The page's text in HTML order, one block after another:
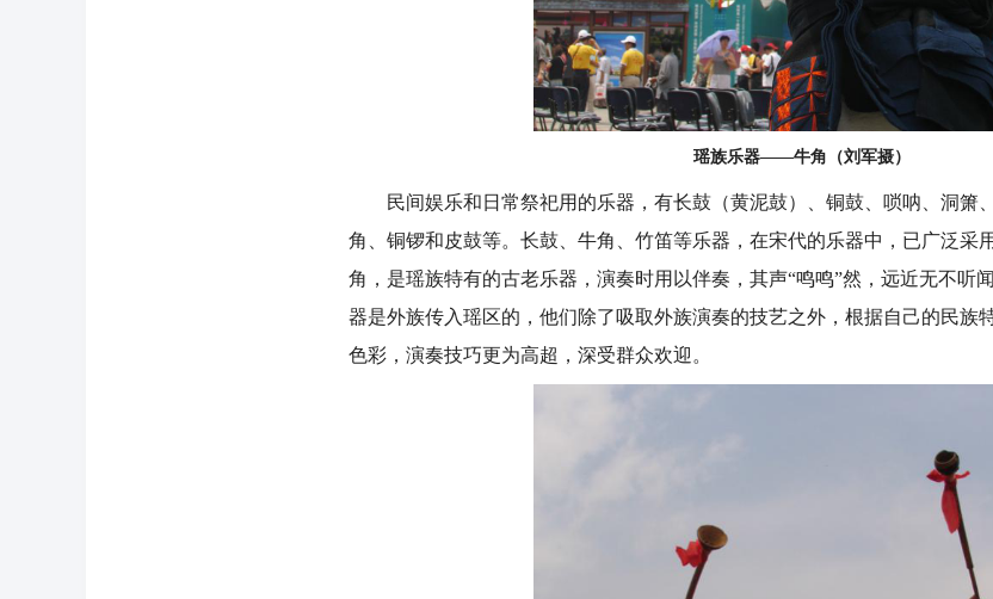
瑶族乐器——牛角（刘军摄）
民间娱乐和日常祭祀用的乐器，有长鼓（黄泥鼓）、铜鼓、唢呐、洞箫
角、铜锣和皮鼓等。长鼓、牛角、竹笛等乐器，在宋代的乐器中，已广泛采
角，是瑶族特有的古老乐器，演奏时用以伴奏，其声“鸣鸣”然，远近无不听
器是外族传入瑶区的，他们除了吸取外族演奏的技艺之外，根据自己的民族
色彩，演奏技巧更为高超，深受群众欢迎。